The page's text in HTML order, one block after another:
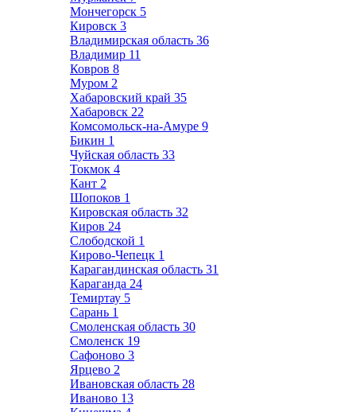
Мончегорск 5
Кировск 3
Владимирская область 36
Владимир 11
Ковров 8
Муром 2
Хабаровский край 35
Хабаровск 22
Комсомольск-на-Амуре 9
Бикин 1
Чуйская область 33
Токмок 4
Кант 2
Шопоков 1
Кировская область 32
Киров 24
Слободской 1
Кирово-Чепецк 1
Карагандинская область 31
Караганда 24
Темиртау 5
Сарань 1
Смоленская область 30
Смоленск 19
Сафоново 3
Ярцево 2
Ивановская область 28
Иваново 13